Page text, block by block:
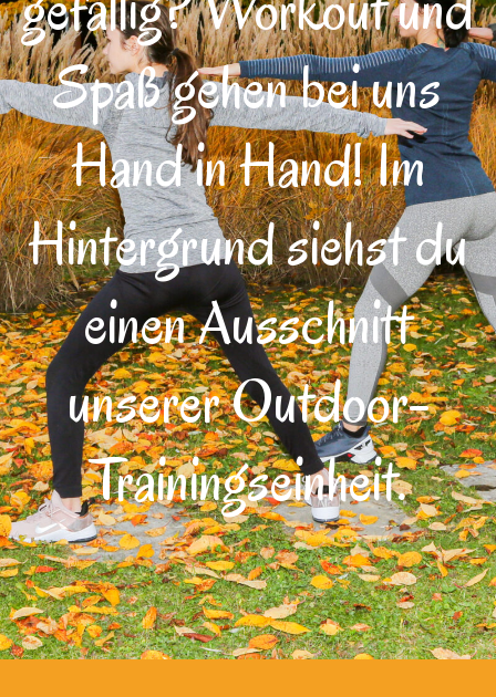
Spaß gehen bei uns
Hand in Hand! Im
Hintergrund siehst du
einen Ausschnitt
unserer Outdoor-
Trainingseinheit.